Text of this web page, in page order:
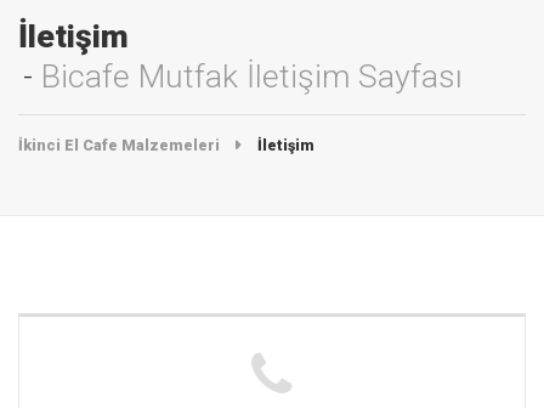
İletişim
Bicafe Mutfak İletişim Sayfası
İkinci El Cafe Malzemeleri İletişim